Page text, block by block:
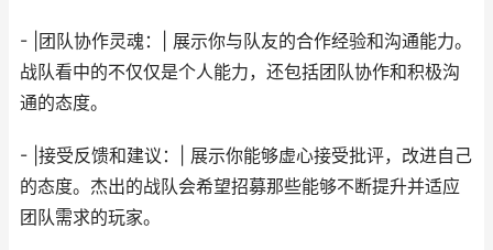
- |团队协作灵魂：| 展示你与队友的合作经验和沟通能力。
战队看中的不仅仅是个人能力，还包括团队协作和积极沟
通的态度。
- |接受反馈和建议：| 展示你能够虚心接受批评，改进自己
的态度。杰出的战队会希望招募那些能够不断提升并适应
团队需求的玩家。